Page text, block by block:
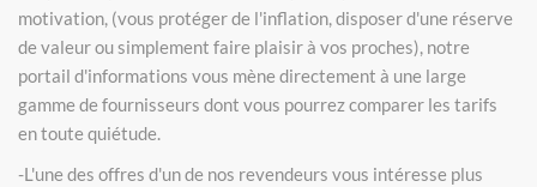
motivation, (vous protéger de l'inflation, disposer d'une réserve
de valeur ou simplement faire plaisir à vos proches), notre
portail d'informations vous mène directement à une large
gamme de fournisseurs dont vous pourrez comparer les tarifs
en toute quiétude.
-L'une des offres d'un de nos revendeurs vous intéresse plus